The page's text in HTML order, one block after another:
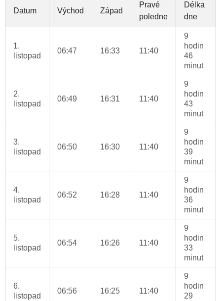
Datum Východ Západ
Pravé
poledne
Délka
dne
1.
listopad
06:47 16:33 11:40
9
hodin
46
minut
2.
listopad
06:49 16:31 11:40
9
hodin
43
minut
3.
listopad
06:50 16:30 11:40
9
hodin
39
minut
4.
listopad
06:52 16:28 11:40
9
hodin
36
minut
5.
listopad
06:54 16:26 11:40
9
hodin
33
minut
6.
listopad
06:56 16:25 11:40
9
hodin
29